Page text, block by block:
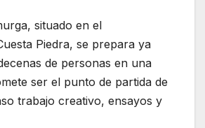
situado en el
Piedra, se prepara ya
de personas en una
ser el punto de partida de
trabajo creativo, ensayos y